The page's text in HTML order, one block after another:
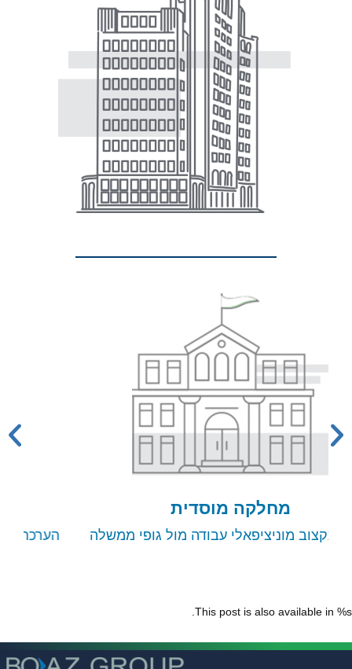
מחלקה עיסקית
הערכת שווי עסקים ליווי פיננסי הבראת חברות
This post is also available in %s.